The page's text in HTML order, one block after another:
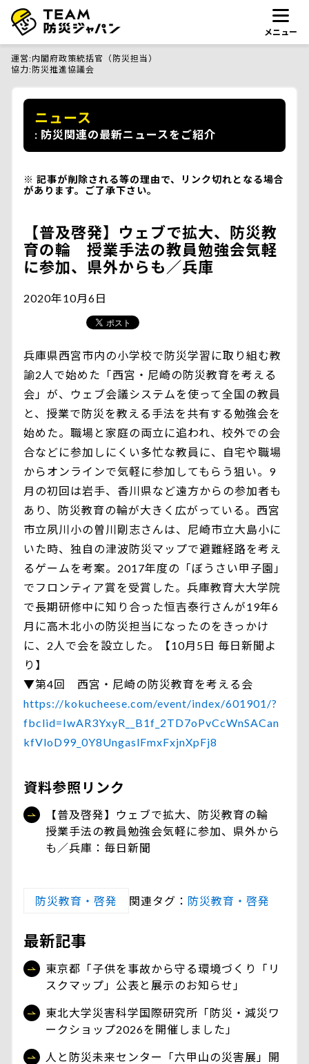
メニュー
運営 内閣府政策統括官（防災担当）
協力 防災推進協議会
ニュース
防災関連の最新ニュースをご紹介
記事が削除される等の理由で、リンク切れとなる場合
があります。ご了承下さい。
【普及啓発】ウェブで拡大、防災教
育の輪 授業手法の教員勉強会気軽
に参加、県外からも／兵庫
2020年10月6日
兵庫県西宮市内の小学校で防災学習に取り組む教
諭2人で始めた「西宮・尼崎の防災教育を考える
会」が、ウェブ会議システムを使って全国の教員
と、授業で防災を教える手法を共有する勉強会を
始めた。職場と家庭の両立に追われ、校外での会
合などに参加しにくい多忙な教員に、自宅や職場
からオンラインで気軽に参加してもらう狙い。9
月の初回は岩手、香川県など遠方からの参加者も
あり、防災教育の輪が大きく広がっている。西宮
市立夙川小の曽川剛志さんは、尼崎市立大島小に
いた時、独自の津波防災マップで避難経路を考え
るゲームを考案。2017年度の「ぼうさい甲子園」
でフロンティア賞を受賞した。兵庫教育大大学院
で長期研修中に知り合った恒吉泰行さんが19年6
月に高木北小の防災担当になったのをきっかけ
に、2人で会を設立した。【10月5日 毎日新聞よ
り】
▼第4回 西宮・尼崎の防災教育を考える会
https://kokucheese.com/event/index/601901/?
fbclid=IwAR3YxyR__B1f_2TD7oPvCcWnSACan
kfVloD99_0Y8UngaslFmxFxjnXpFj8
資料参照リンク
【普及啓発】ウェブで拡大、防災教育の輪
授業手法の教員勉強会気軽に参加、県外から
も／兵庫：毎日新聞
防災教育・啓発 関連タグ： 防災教育・啓発
最新記事
東京都「子供を事故から守る環境づくり「リ
スクマップ」公表と展示のお知らせ」
東北大学災害科学国際研究所「防災・減災ワ
ークショップ2026を開催しました」
人と防災未来センター「六甲山の災害展」開